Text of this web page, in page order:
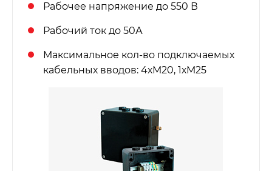
Рабочее напряжение до 550 В
Рабочий ток до 50А
Максимальное кол-во подключаемых
кабельных вводов: 4хМ20, 1хМ25